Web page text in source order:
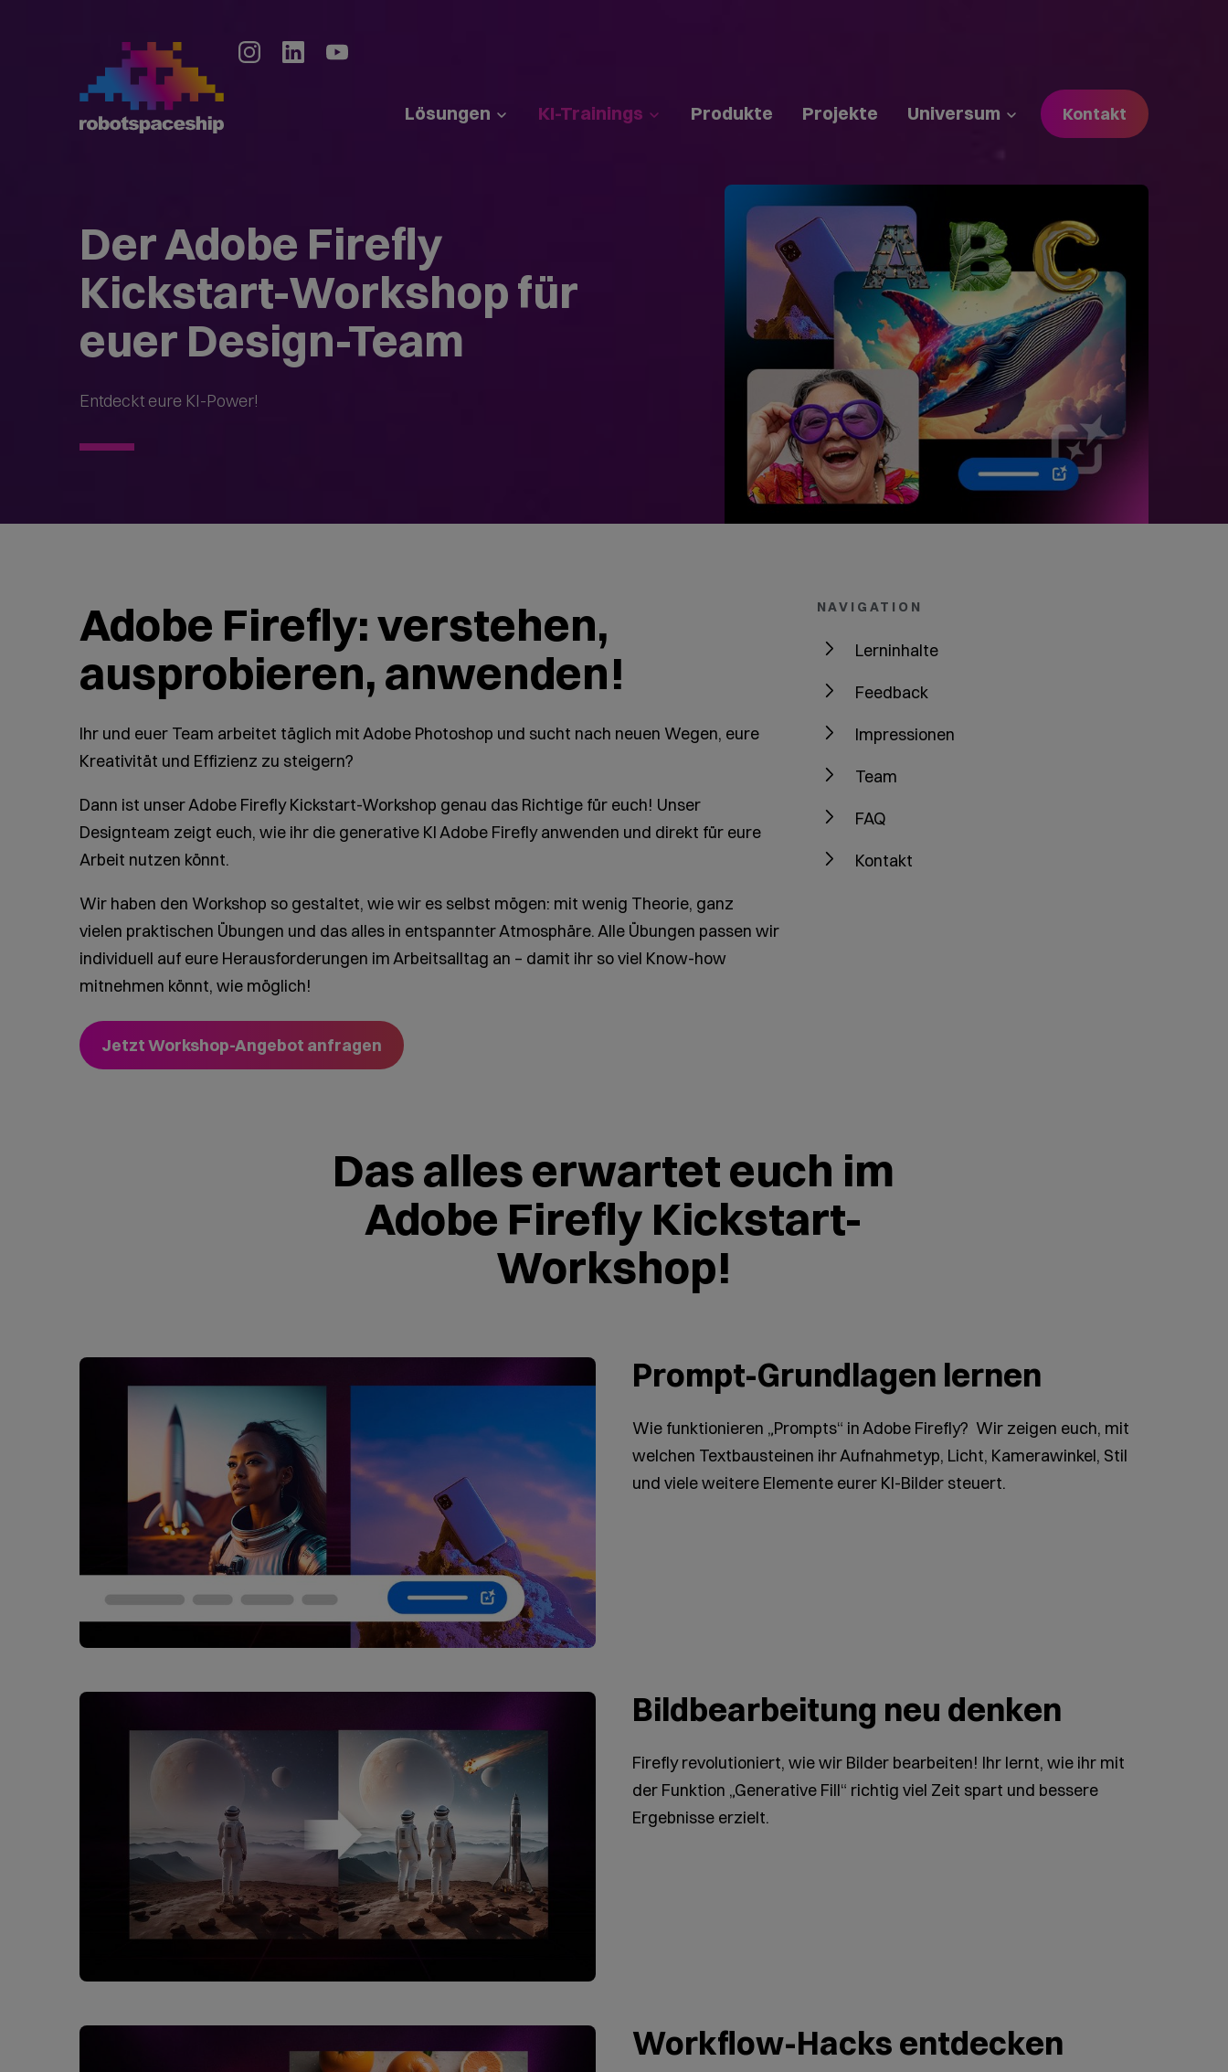
Lösungen KI-Trainings Produkte Projekte Universum Kontakt
Der Adobe Firefly
Kickstart-Workshop für
euer Design-Team
Entdeckt eure KI-Power!
Adobe Firefly: verstehen,
ausprobieren, anwenden!
Ihr und euer Team arbeitet täglich mit Adobe Photoshop und sucht nach neuen Wegen, eure
Kreativität und Effizienz zu steigern?
Dann ist unser Adobe Firefly Kickstart-Workshop genau das Richtige für euch! Unser
Designteam zeigt euch, wie ihr die generative KI Adobe Firefly anwenden und direkt für eure
Arbeit nutzen könnt.
Wir haben den Workshop so gestaltet, wie wir es selbst mögen: mit wenig Theorie, ganz
vielen praktischen Übungen und das alles in entspannter Atmosphäre. Alle Übungen passen wir
individuell auf eure Herausforderungen im Arbeitsalltag an – damit ihr so viel Know-how
mitnehmen könnt, wie möglich!
Jetzt Workshop-Angebot anfragen
NAVIGATION
Lerninhalte
Feedback
Impressionen
Team
FAQ
Kontakt
Das alles erwartet euch im
Adobe Firefly Kickstart-
Workshop!
Prompt-Grundlagen lernen
Wie funktionieren „Prompts“ in Adobe Firefly? Wir zeigen euch, mit
welchen Textbausteinen ihr Aufnahmetyp, Licht, Kamerawinkel, Stil
und viele weitere Elemente eurer KI-Bilder steuert.
Bildbearbeitung neu denken
Firefly revolutioniert, wie wir Bilder bearbeiten! Ihr lernt, wie ihr mit
der Funktion „Generative Fill“ richtig viel Zeit spart und bessere
Ergebnisse erzielt.
Workflow-Hacks entdecken